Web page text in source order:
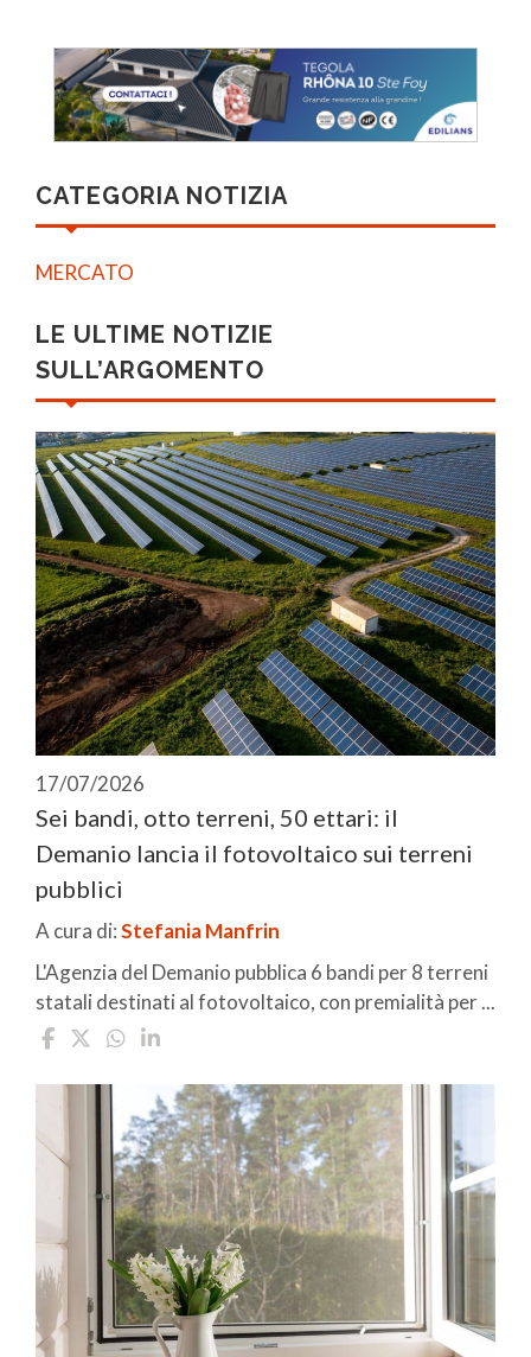
CATEGORIA NOTIZIA
MERCATO
LE ULTIME NOTIZIE
SULL’ARGOMENTO
17/07/2026
Sei bandi, otto terreni, 50 ettari: il
Demanio lancia il fotovoltaico sui terreni
pubblici
A cura di:Stefania Manfrin
L'Agenzia del Demanio pubblica 6 bandi per 8 terreni
statali destinati al fotovoltaico, con premialità per ...